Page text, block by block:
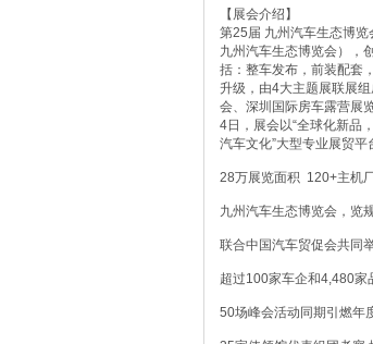
【展会介绍】
第25届 九州汽车生态博览
九州汽车生态博览会），
括：整车发布，前装配套
升级，由4大主题展联展
会、深圳国际房车露营展
4日，展会以“全球化新品
汽车文化”大型专业展贸平
28万展览面积 120+主机
九州汽车生态博览会，览
联合中国汽车贸
超过100家车企和
50场峰会活动同期